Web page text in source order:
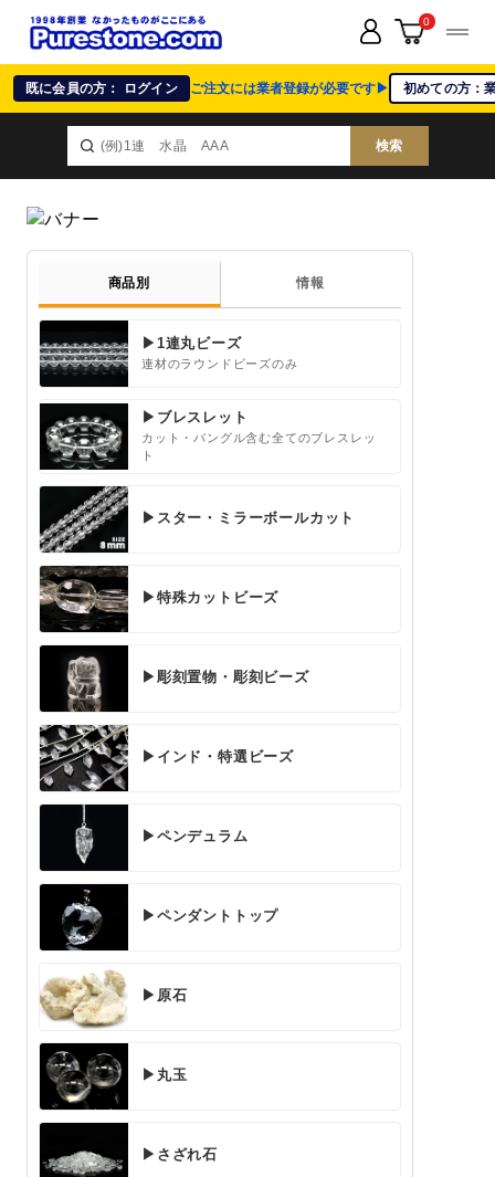
既に会員の方： ログイン ご注文には業者登録が必要です▶ 初めての方：
検索
0
商品別 情報
▶1連丸ビーズ
連材のラウンドビーズのみ
▶ブレスレット
カット・バングル含む全てのブレスレッ
ト
▶スター・ミラーボールカット
▶特殊カットビーズ
▶彫刻置物・彫刻ビーズ
▶インド・特選ビーズ
▶ペンデュラム
▶ペンダントトップ
▶原石
▶丸玉
▶さざれ石